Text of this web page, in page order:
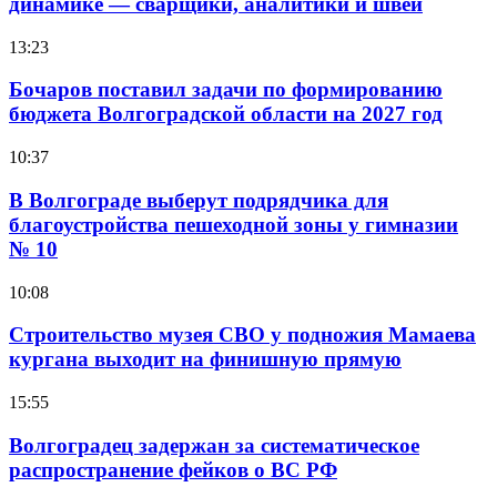
13:23
Бочаров поставил задачи по формированию
бюджета Волгоградской области на 2027 год
10:37
В Волгограде выберут подрядчика для
благоустройства пешеходной зоны у гимназии
№ 10
10:08
Строительство музея СВО у подножия Мамаева
кургана выходит на финишную прямую
15:55
Волгоградец задержан за систематическое
распространение фейков о ВС РФ